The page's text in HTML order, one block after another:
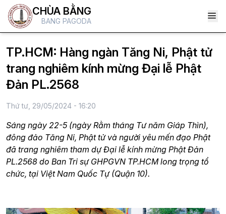
CHÙA BẰNG
BANG PAGODA
TP.HCM: Hàng ngàn Tăng Ni, Phật tử
trang nghiêm kính mừng Đại lễ Phật
Đản PL.2568
Thứ tư, 29/05/2024 - 16:20
Sáng ngày 22-5 (ngày Rằm tháng Tư năm Giáp Thìn),
đông đảo Tăng Ni, Phật tử và người yêu mến đạo Phật
đã trang nghiêm tham dự Đại lễ kính mừng Phật Đản
PL.2568 do Ban Tri sự GHPGVN TP.HCM long trọng tổ
chức, tại Việt Nam Quốc Tự (Quận 10).